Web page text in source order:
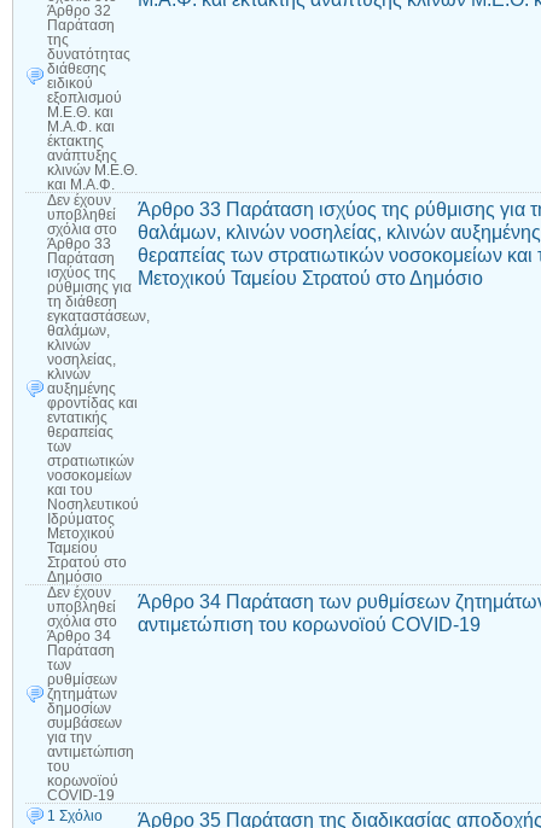
Άρθρο 32
Παράταση
της
δυνατότητας
διάθεσης
ειδικού
εξοπλισμού
Μ.Ε.Θ. και
Μ.Α.Φ. και
έκτακτης
ανάπτυξης
κλινών Μ.Ε.Θ.
και Μ.Α.Φ.
Δεν έχουν
υποβληθεί
σχόλια στο
Άρθρο 33
Παράταση
ισχύος της
ρύθμισης για
τη διάθεση
εγκαταστάσεων,
θαλάμων,
κλινών
νοσηλείας,
κλινών
αυξημένης
φροντίδας και
εντατικής
θεραπείας
των
στρατιωτικών
νοσοκομείων
και του
Νοσηλευτικού
Ιδρύματος
Μετοχικού
Ταμείου
Στρατού στο
Δημόσιο
Άρθρο 33 Παράταση ισχύος της ρύθμισης για
θαλάμων, κλινών νοσηλείας, κλινών αυξημένης
θεραπείας των στρατιωτικών νοσοκομείων
Μετοχικού Ταμείου Στρατού στο Δημόσιο
Δεν έχουν
υποβληθεί
σχόλια στο
Άρθρο 34
Παράταση
των
ρυθμίσεων
ζητημάτων
δημοσίων
συμβάσεων
για την
αντιμετώπιση
του
κορωνοϊού
COVID-19
Άρθρο 34 Παράταση των ρυθμίσεων
αντιμετώπιση του κορωνοϊού COVID-19
1 Σχόλιο Άρθρο 35 Παράταση της διαδικασίας